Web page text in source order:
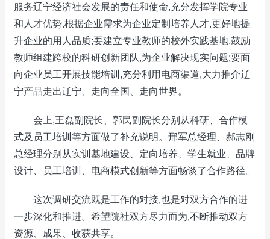
服务辽宁经济社会发展的责任和使命,充分发挥学院专业
和人才优势,根据企业需求为企业定制培养人才,更好地提
升企业的用人品质;要建立专业教师的校外实践基地,鼓励
教师组建跨校的科研创新团队,为企业解决现实问题;要面
向企业员工开展技能培训,充分利用电商渠道,大力推介辽
宁产品走出辽宁、走向全国、走向世界。
会上,王磊副院长、郭民副院长分别从科研、合作模
式及员工培训等方面做了补充说明。邢军总经理、郝志刚
总经理分别从实训基地建设、定向培养、学生就业、品牌
设计、员工培训、电商模式创新等方面畅谈了合作路径。
这次调研交流既是工作的对接,也是对双方合作的进
一步深化和推进。希望院社双方尽力而为,不断推动双方
资源、成果、收获共享。